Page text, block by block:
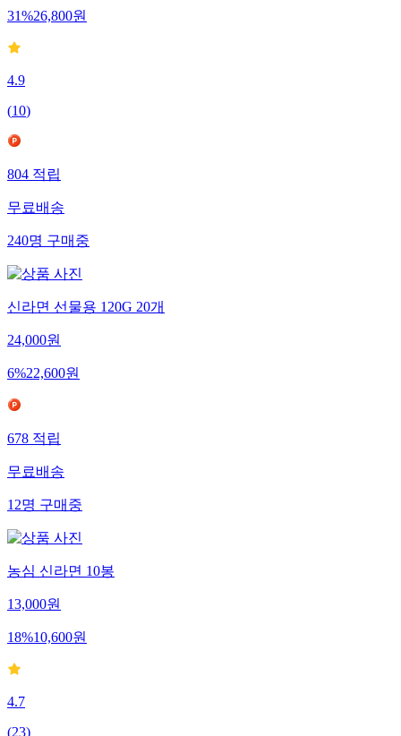
31%26,800원
4.9
(10)
804적립
무료배송
240명구매중
신라면 선물용 120G 20개
24,000원
6%22,600원
678적립
무료배송
12명구매중
농심 신라면 10봉
13,000원
18%10,600원
4.7